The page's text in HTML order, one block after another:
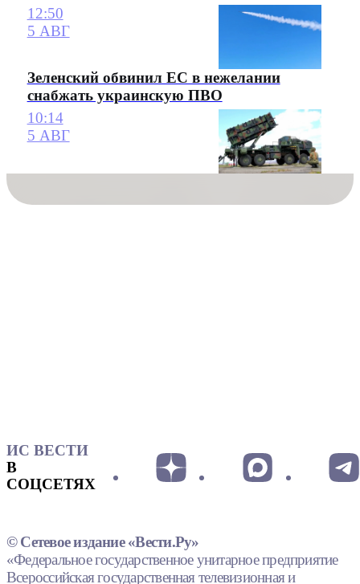
12:50
5 АВГ
Зеленский обвинил ЕС в нежелании
снабжать украинскую ПВО
10:14
5 АВГ
ИС ВЕСТИ
В
СОЦСЕТЯХ
© Сетевое издание «Вести.Ру»
«Федеральное государственное унитарное предприятие
Всероссийская государственная телевизионная и